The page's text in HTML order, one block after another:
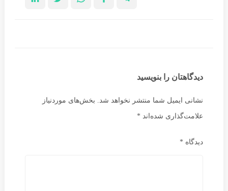
دیدگاهتان را بنویسید
نشانی ایمیل شما منتشر نخواهد شد. بخش‌های موردنیاز
علامت‌گذاری شده‌اند *
دیدگاه *